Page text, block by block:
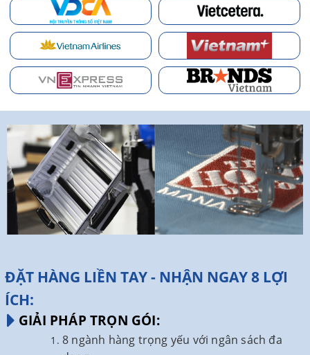
ĐẶT HÀNG LIỀN TAY - NHẬN NGAY 8 LỢI
ÍCH:
GIẢI PHÁP TRỌN GÓI:
8 ngành hàng trọng yếu với ngân sách đa